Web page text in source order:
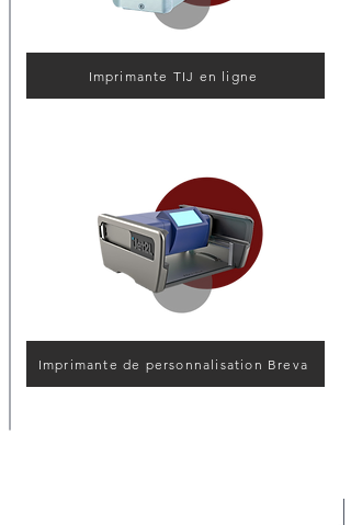
Imprimante TIJ en ligne
Imprimante de personnalisation Breva